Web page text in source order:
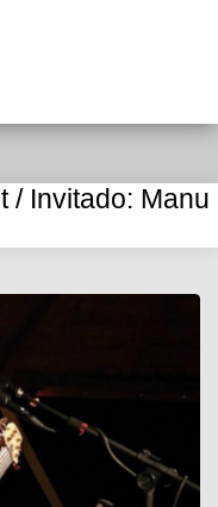
/ Invitado: Manu